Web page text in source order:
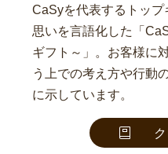
CaSyを代表するトッ
思いを言語化した「
ギフト～」。お客様に
う上での考え方や行動
に示しています。